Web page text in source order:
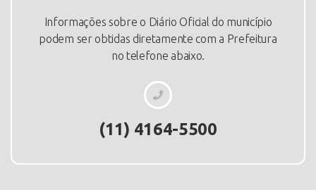
Informações sobre o Diário Oficial do município
podem ser obtidas diretamente com a Prefeitura
no telefone abaixo.
(11) 4164-5500